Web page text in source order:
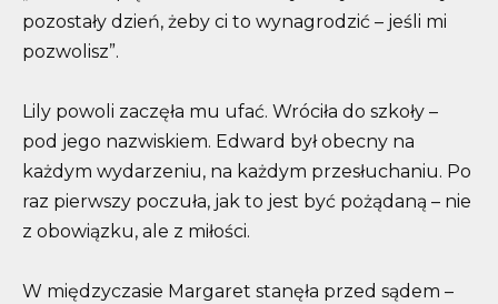
pozostały dzień, żeby ci to wynagrodzić – jeśli mi
pozwolisz”.
Lily powoli zaczęła mu ufać. Wróciła do szkoły –
pod jego nazwiskiem. Edward był obecny na
każdym wydarzeniu, na każdym przesłuchaniu. Po
raz pierwszy poczuła, jak to jest być pożądaną – nie
z obowiązku, ale z miłości.
W międzyczasie Margaret stanęła przed sądem –